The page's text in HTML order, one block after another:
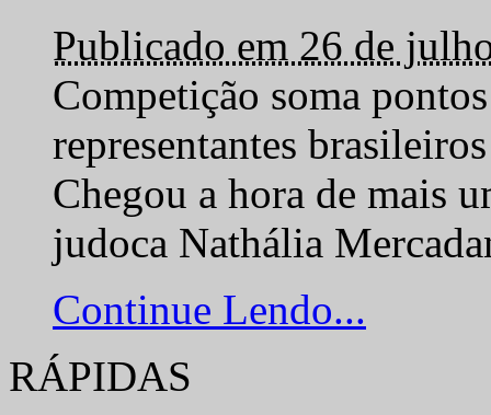
Publicado em 26 de
Competição soma
representantes
Chegou a hora de mais
judoca Nathália
Continue Lendo...
RÁPIDAS